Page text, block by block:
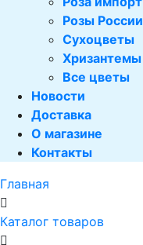
Розы России
Сухоцветы
Хризантемы
Все цветы
Новости
Доставка
О магазине
Контакты
Главная
Каталог товаров